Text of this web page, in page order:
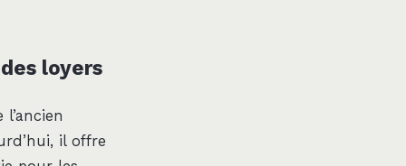
loyers
il offre